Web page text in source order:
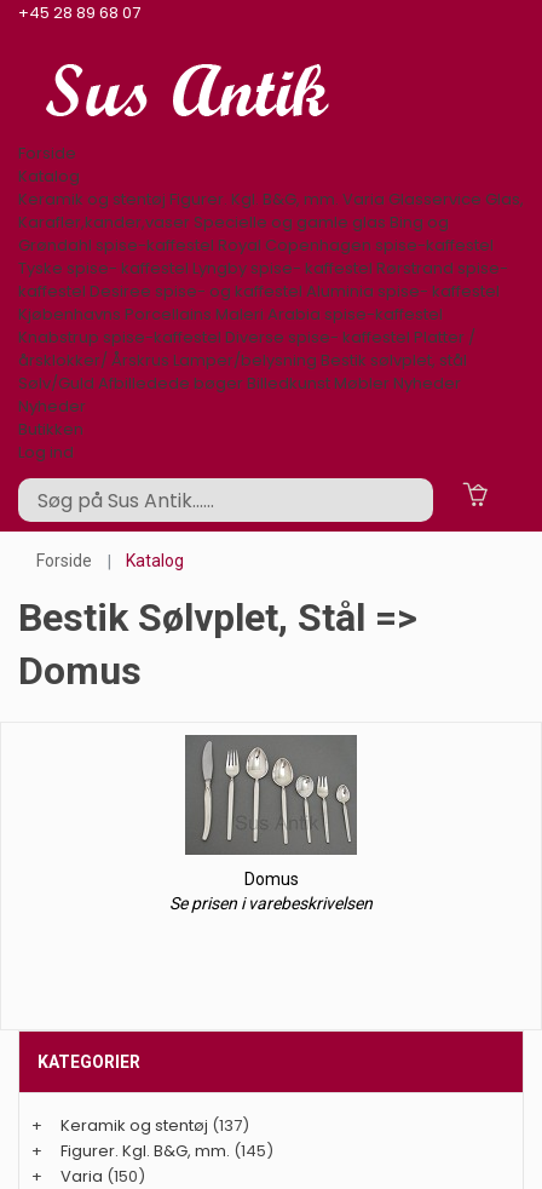
+45 28 89 68 07
Forside
Katalog
Keramik og stentøj Figurer. Kgl. B&G, mm. Varia Glasservice Glas,
Karafler,kander,vaser Specielle og gamle glas Bing og
Grøndahl spise-kaffestel Royal Copenhagen spise-kaffestel
Tyske spise- kaffestel Lyngby spise- kaffestel Rørstrand spise-
kaffestel Desiree spise- og kaffestel Aluminia spise- kaffestel
Kjøbenhavns Porcellains Maleri Arabia spise-kaffestel
Knabstrup spise-kaffestel Diverse spise- kaffestel Platter /
årsklokker/ Årskrus Lamper/belysning Bestik sølvplet, stål
Sølv/Guld Afbilledede bøger Billedkunst Møbler Nyheder
Nyheder
Butikken
Log ind
Forside Katalog
Bestik Sølvplet, Stål =>
Domus
Domus
Se prisen i varebeskrivelsen
KATEGORIER
+ Keramik og stentøj (137)
+
Figurer. Kgl. B&G, mm. (145)
+
Varia (150)